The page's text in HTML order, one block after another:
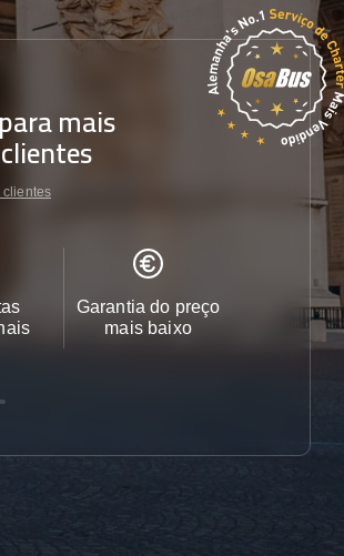
mais
clientes
clientes
Garantia do preço
mais baixo
Apoio ao
24/7